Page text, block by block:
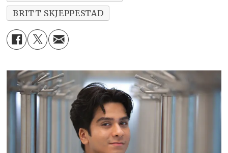
BRITT SKJEPPESTAD